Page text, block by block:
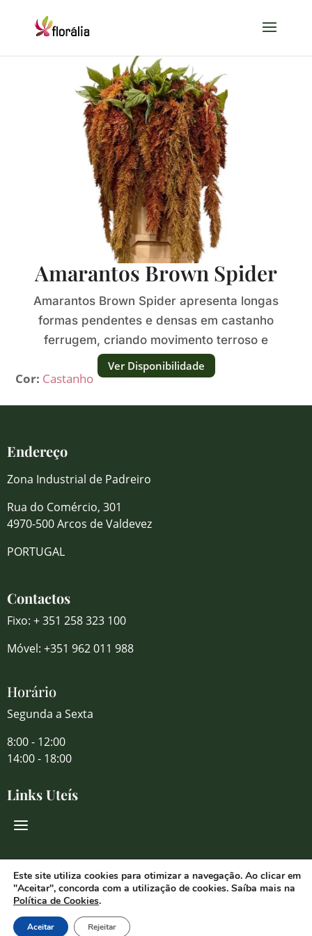
Amarantos Brown Spider
Amarantos Brown Spider apresenta longas
formas pendentes e densas em castanho
ferrugem, criando movimento terroso e
expressivo.
Cor: Castanho
Ver Disponibilidade
Endereço
Zona Industrial de Padreiro
Rua do Comércio, 301
4970-500 Arcos de Valdevez
PORTUGAL
Contactos
Fixo: + 351 258 323 100
Móvel: +351 962 011 988
Horário
Segunda a Sexta
8:00 - 12:00
14:00 - 18:00
Links Uteís
Redes Sociais
© 2026 Florália Comércio de Flores
Este site utiliza cookies para otimizar a navegação. Ao clicar em
"Aceitar", concorda com a utilização de cookies. Saíba mais na
Política de Cookies.
Aceitar Rejeitar